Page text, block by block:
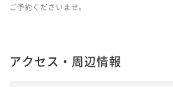
ご予約くださいませ。
アクセス・周辺情報